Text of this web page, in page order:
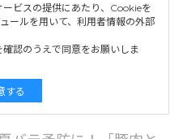
！暑い日はパパっと作
ンごはん
ん】「鰻とゴーヤのス
乗り切ろう！
ビスの提供にあたり、Cookieを
ールを用いて、利用者情報の外部
確認のうえで同意をお願いしま
する